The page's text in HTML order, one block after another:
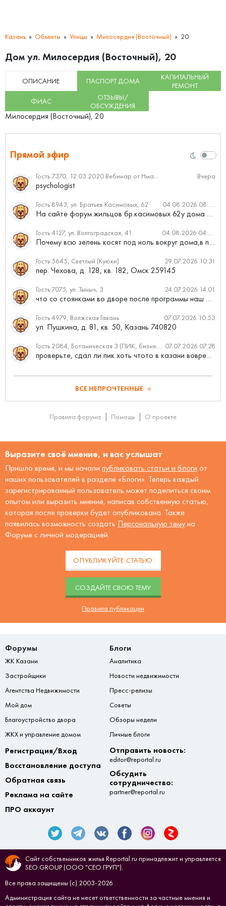
Казань Объекты Улицы Милосердия (Восточный) 20
Дом ул. Милосердия (Восточный), 20
ОПИСАНИЕ ПАСПОРТ ДОМА
КАПИТАЛЬНЫЙ
РЕМОНТ
ФИАС
ОТЗЫВЫ/
ОБСУЖДЕНИЯ
Милосердия (Восточный), 20
Прямой эфир
Гость 7370, 12.03.2020 Вебинар от Нмаркет.ПРО: «Актуальное об ипотеке: что нужно знать» Вчера
psychologist
Гость 8943, ул. Братьев Касимовых, 62 04.08.2026 08:34
На сайте форум жильцов бр.касимовых 62у дома растут красивые...
Гость 4127, ул. Волгоградская, 41 04.08.2026 04:46
Почему всю зелень косят под ноль вокруг дома,в полисадниках....
Гость 5645, Светлый (Куюки) 29.07.2026 10:31
пер. Чехова, д. 128, кв. 182, Омск 259145
Гость 7075, ул. Тыныч, 3 24.07.2026 14:01
что со стоянками во дворе после программы наш двор
Гость 4979, Волжская Гавань 07.07.2026 10:53
ул. Пушкина, д. 81, кв. 50, Казань 740820
Гость 2084, Ботаническая 3 (ПИК, бизнес-класс) 07.07.2026 07:28
проверьте, сдал ли пик хоть чтото в казани вовремя?
ВСЕ НЕПРОЧТЕННЫЕ
Правила форума Помощь О проекте
Выразите своё мнение, и вас услышат
Пришло время, и мы начали публиковать статьи и блоги от
наших пользователей в разделе «Блоги». Теперь каждый
зарегистрированный пользователь может поделиться своим
опытом или выразить мнение, написав собственную статью,
которая после проверки будет опубликована. Также
появилась возможность создать Персональную тему на
Форуме с личной модерацией.
ОПУБЛИКУЙТЕ СТАТЬЮ
CОЗДАЙТЕ СВОЮ ТЕМУ
Правила публикации
Форумы
ЖК Казани
Застройщики
Агентства Недвижимости
Мой дом
Благоустройство двора
ЖКХ и управление домом
Блоги
Аналитика
Новости недвижимости
Пресс-релизы
Советы
Обзоры недели
Личные блоги
Регистрация/Вход
Восстановление доступа
Обратная связь
Реклама на сайте
ПРО аккаунт
Отправить новость:
editor@reportal.ru
Обсудить
сотрудничество:
partner@reportal.ru
Сайт собственников жилья Reportal.ru принадлежит и управляется
SEO.GROUP (ООО "СЕО.ГРУП").
Все права защищены (с) 2003-2026
Администрация сайта не несет ответственности за частные мнения и